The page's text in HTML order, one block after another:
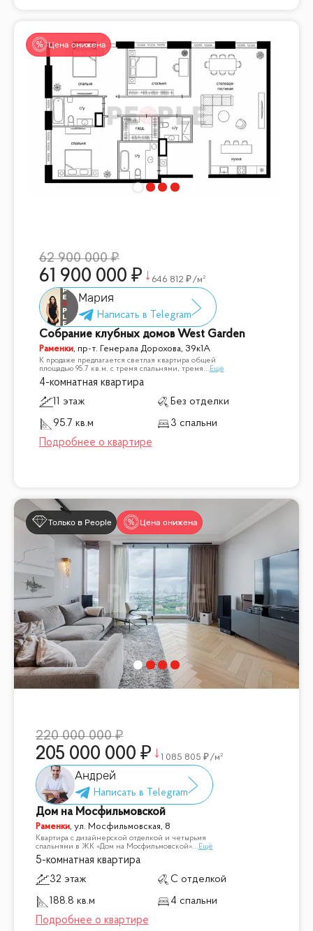
Цена снижена
62 900 000
61 900 000 646 812 /м²
Мария
Собрание клубных домов West Garden
Раменки, пр-т. Генерала Дорохова, 39к1А
К продаже предлагается светлая квартира общей
площадью 95.7 кв.м. с тремя спальнями, тремя... Ещё
4-комнатная квартира
11 этаж
Без отделки
95.7 кв.м
3 спальни
Только в People Цена снижена
220 000 000
205 000 000 1 085 805 /м²
Андрей
Дом на Мосфильмовской
Раменки, ул. Мосфильмовская, 8
Квартира с дизайнерской отделкой и четырьмя
спальнями в ЖК «Дом на Мосфильмовской»... Ещё
5-комнатная квартира
32 этаж
С отделкой
188.8 кв.м
4 спальни